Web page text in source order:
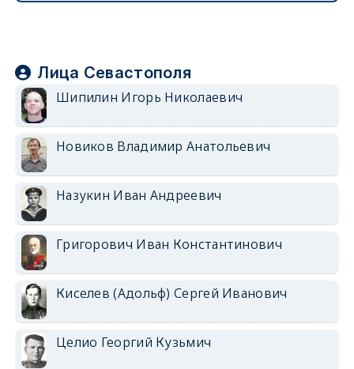
Лица Севастополя
Шипилин Игорь Николаевич
Новиков Владимир Анатольевич
Назукин Иван Андреевич
Григорович Иван Константинович
Киселев (Адольф) Сергей Иванович
Целио Георгий Кузьмич